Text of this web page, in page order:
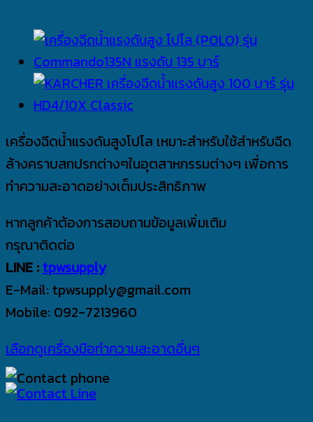
เครื่องฉีดน้ำแรงดันสูงโปโล เหมาะสำหรับใช้สำหรับฉีด
ล้างคราบสกปรกต่างๆในอุตสาหกรรมต่างๆ เพื่อการ
ทำความสะอาดอย่างเต็มประสิทธิภาพ
หากลูกค้าต้องการสอบถามข้อมูลเพิ่มเติม
กรุณาติดต่อ
LINE :tpwsupply
E-Mail: tpwsupply@gmail.com
Mobile: 092-7213960
เลือกดูเครื่องมือทำความสะอาดอื่นๆ